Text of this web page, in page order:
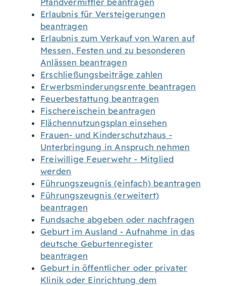
Pfandvermittler beantragen
Erlaubnis für Versteigerungen
beantragen
Erlaubnis zum Verkauf von Waren auf
Messen, Festen und zu besonderen
Anlässen beantragen
Erschließungsbeiträge zahlen
Erwerbsminderungsrente beantragen
Feuerbestattung beantragen
Fischereischein beantragen
Flächennutzungsplan einsehen
Frauen- und Kinderschutzhaus -
Unterbringung in Anspruch nehmen
Freiwillige Feuerwehr - Mitglied
werden
Führungszeugnis (einfach) beantragen
Führungszeugnis (erweitert)
beantragen
Fundsache abgeben oder nachfragen
Geburt im Ausland - Aufnahme in das
deutsche Geburtenregister
beantragen
Geburt in öffentlicher oder privater
Klinik oder Einrichtung dem